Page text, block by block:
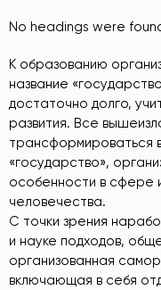
No headings were
К образованию
название
достаточно долго,
развития. Все
трансформироваться
«государство»,
особенности в сфере
человечества.
С точки зрения
и науке подходов,
организованная
включающая в себя